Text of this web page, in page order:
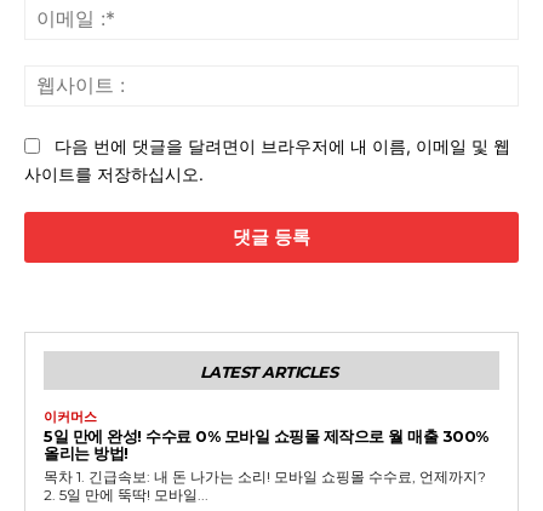
다음 번에 댓글을 달려면이 브라우저에 내 이름, 이메일 및 웹
사이트를 저장하십시오.
LATEST ARTICLES
이커머스
5일 만에 완성! 수수료 0% 모바일 쇼핑몰 제작으로 월 매출 300%
올리는 방법!
목차 1. 긴급속보: 내 돈 나가는 소리! 모바일 쇼핑몰 수수료, 언제까지?
2. 5일 만에 뚝딱! 모바일...